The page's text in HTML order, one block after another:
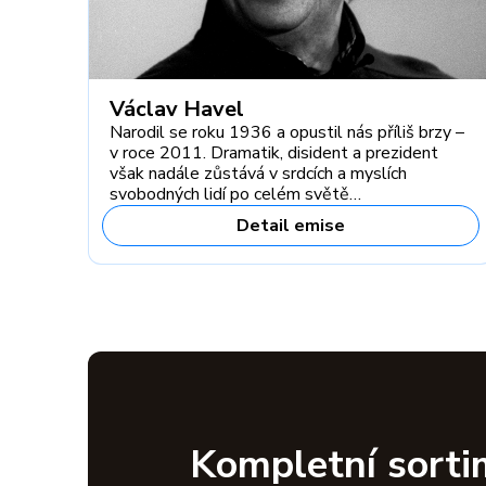
Václav Havel
Narodil se roku 1936 a opustil nás příliš brzy –
v roce 2011. Dramatik, disident a prezident
však nadále zůstává v srdcích a myslích
svobodných lidí po celém světě…
Detail emise
Kompletní